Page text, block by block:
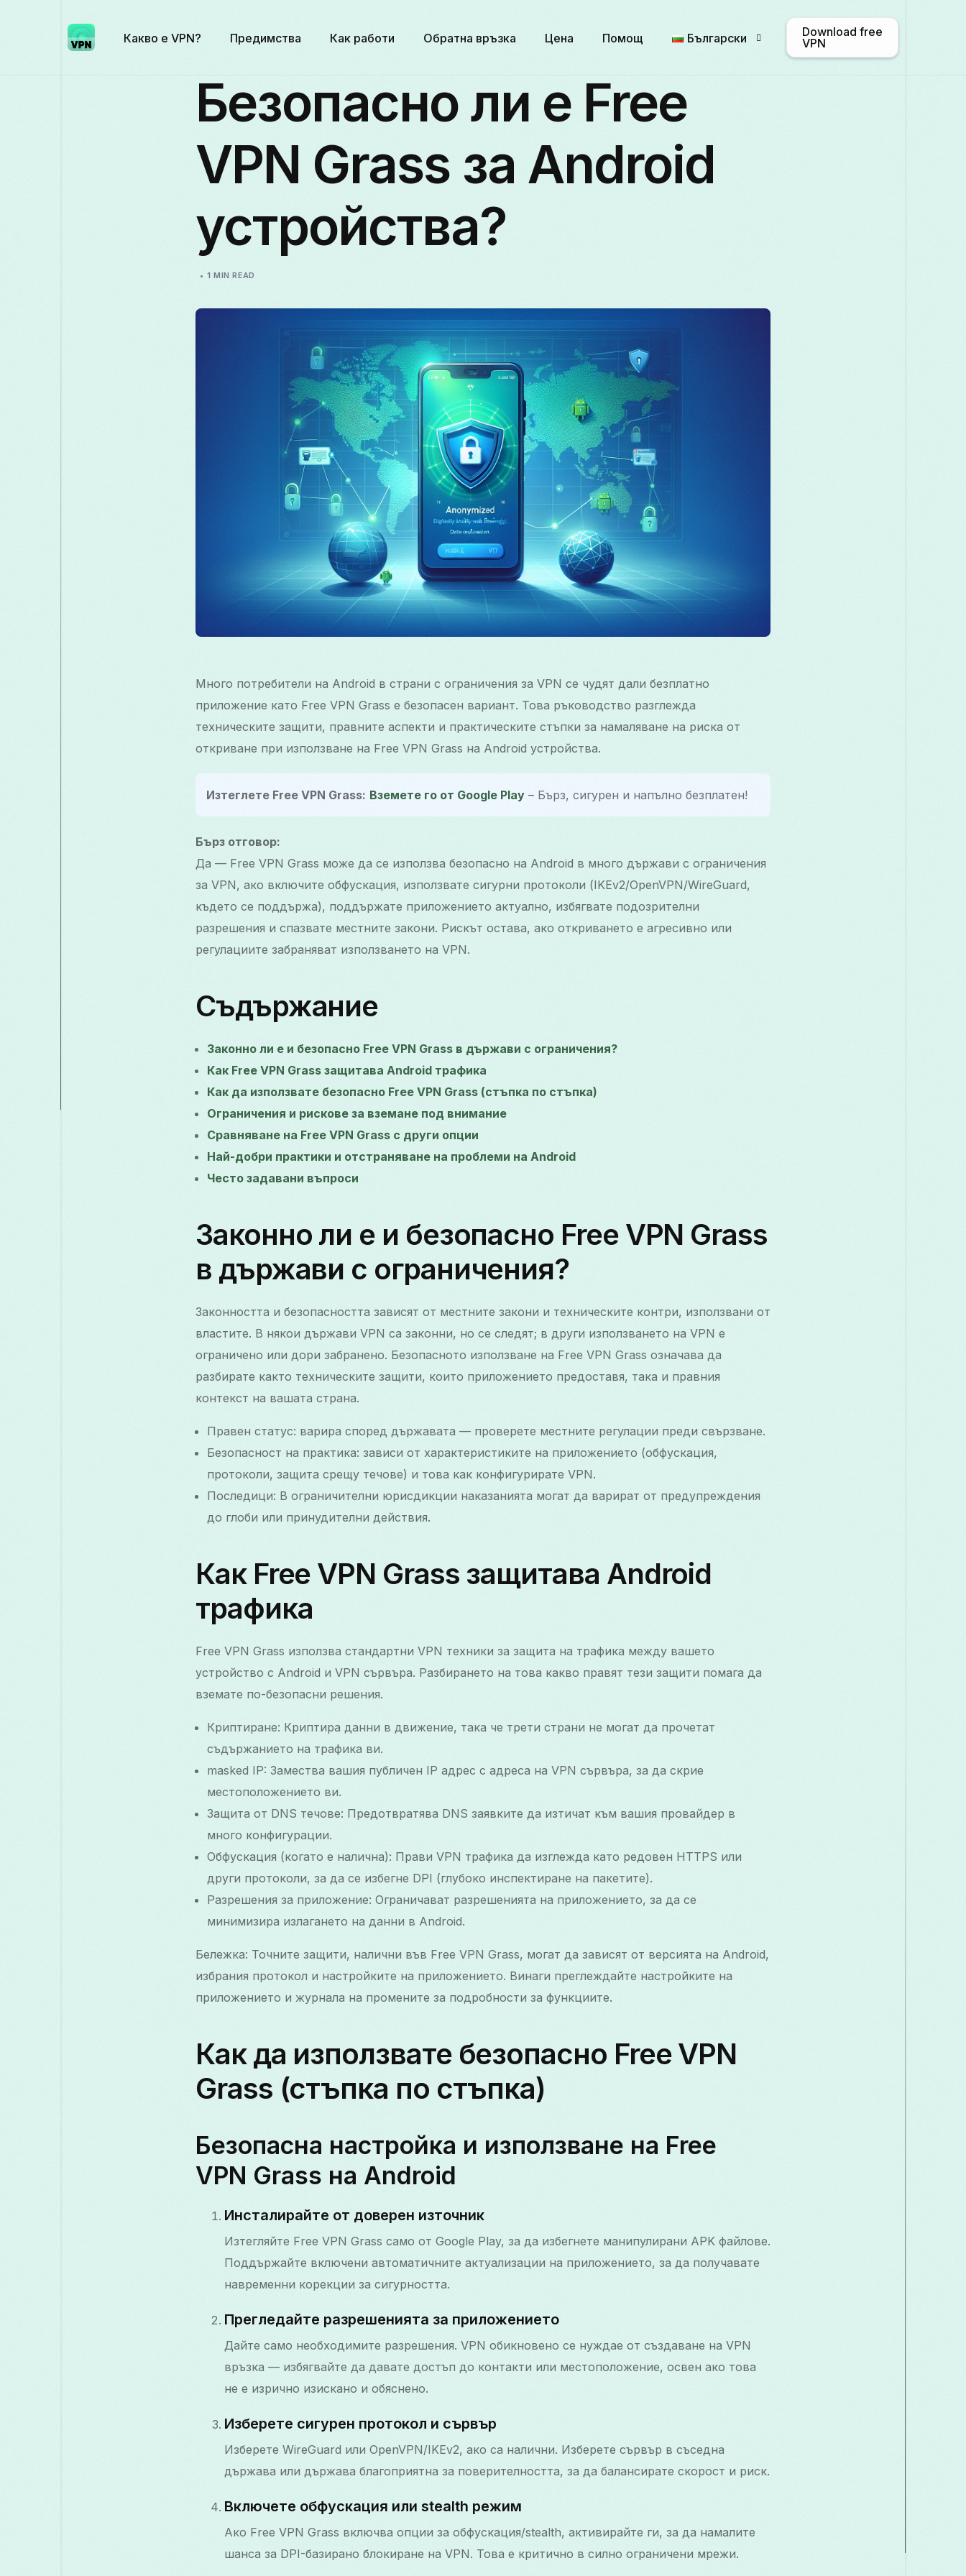
Какво е VPN? Предимства Как работи Обратна връзка Цена Помощ Български
Български
Download free
VPN
Безопасно ли е Free
VPN Grass за Android
устройства?
1 MIN READ
Много потребители на Android в страни с ограничения за VPN се чудят дали безплатно
приложение като Free VPN Grass е безопасен вариант. Това ръководство разглежда
техническите защити, правните аспекти и практическите стъпки за намаляване на риска от
откриване при използване на Free VPN Grass на Android устройства.
Изтеглете Free VPN Grass: Вземете го от Google Play – Бърз, сигурен и напълно безплатен!
Бърз отговор:
Да — Free VPN Grass може да се използва безопасно на Android в много държави с ограничения
за VPN, ако включите обфускация, използвате сигурни протоколи (IKEv2/OpenVPN/WireGuard,
където се поддържа), поддържате приложението актуално, избягвате подозрителни
разрешения и спазвате местните закони. Рискът остава, ако откриването е агресивно или
регулациите забраняват използването на VPN.
Съдържание
Законно ли е и безопасно Free VPN Grass в държави с ограничения?
Как Free VPN Grass защитава Android трафика
Как да използвате безопасно Free VPN Grass (стъпка по стъпка)
Ограничения и рискове за вземане под внимание
Сравняване на Free VPN Grass с други опции
Най-добри практики и отстраняване на проблеми на Android
Често задавани въпроси
Законно ли е и безопасно Free VPN Grass
в държави с ограничения?
Законността и безопасността зависят от местните закони и техническите контри, използвани от
властите. В някои държави VPN са законни, но се следят; в други използването на VPN е
ограничено или дори забранено. Безопасното използване на Free VPN Grass означава да
разбирате както техническите защити, които приложението предоставя, така и правния
контекст на вашата страна.
Правен статус: варира според държавата — проверете местните регулации преди свързване.
Безопасност на практика: зависи от характеристиките на приложението (обфускация,
протоколи, защита срещу течове) и това как конфигурирате VPN.
Последици: В ограничителни юрисдикции наказанията могат да варират от предупреждения
до глоби или принудителни действия.
Как Free VPN Grass защитава Android
трафика
Free VPN Grass използва стандартни VPN техники за защита на трафика между вашето
устройство с Android и VPN сървъра. Разбирането на това какво правят тези защити помага да
вземате по-безопасни решения.
Криптиране: Криптира данни в движение, така че трети страни не могат да прочетат
съдържанието на трафика ви.
masked IP: Замества вашия публичен IP адрес с адреса на VPN сървъра, за да скрие
местоположението ви.
Защита от DNS течове: Предотвратява DNS заявките да изтичат към вашия провайдер в
много конфигурации.
Обфускация (когато е налична): Прави VPN трафика да изглежда като редовен HTTPS или
други протоколи, за да се избегне DPI (глубокo инспектиране на пакетите).
Разрешения за приложение: Ограничават разрешенията на приложението, за да се
минимизира излагането на данни в Android.
Бележка: Точните защити, налични във Free VPN Grass, могат да зависят от версията на Android,
избрания протокол и настройките на приложението. Винаги преглеждайте настройките на
приложението и журнала на промените за подробности за функциите.
Как да използвате безопасно Free VPN
Grass (стъпка по стъпка)
Безопасна настройка и използване на Free
VPN Grass на Android
Инсталирайте от доверен източник
Изтегляйте Free VPN Grass само от Google Play, за да избегнете манипулирани APK файлове.
Поддържайте включени автоматичните актуализации на приложението, за да получавате
навременни корекции за сигурността.
Прегледайте разрешенията за приложението
Дайте само необходимите разрешения. VPN обикновено се нуждае от създаване на VPN
връзка — избягвайте да давате достъп до контакти или местоположение, освен ако това
не е изрично изискано и обяснено.
Изберете сигурен протокол и сървър
Изберете WireGuard или OpenVPN/IKEv2, ако са налични. Изберете сървър в съседна
държава или държава благоприятна за поверителността, за да балансирате скорост и риск.
Включете обфускация или stealth режим
Ако Free VPN Grass включва опции за обфускация/stealth, активирайте ги, за да намалите
шанса за DPI-базирано блокиране на VPN. Това е критично в силно ограничени мрежи.